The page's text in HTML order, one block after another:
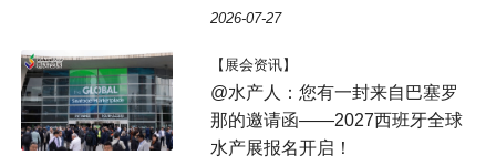
2026-07-27
【展会资讯】
@水产人：您有一封来自巴塞罗
那的邀请函——2027西班牙全球
水产展报名开启！